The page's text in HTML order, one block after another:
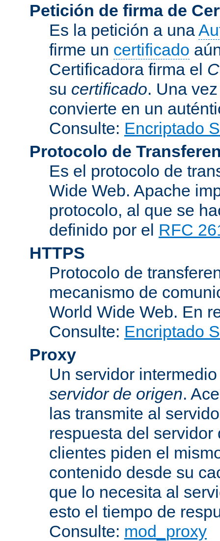
Petición de firma de
Es la petición a una
firme un certificado
Certificadora firma el
su certificado. Una
convierte en un
Consulte: Encriptado
Protocolo de
Es el protocolo de
Wide Web. Apache
protocolo, al que se
definido por el RFC
HTTPS
Protocolo de
mecanismo de
World Wide Web. En
Consulte: Encriptado
Proxy
Un servidor
servidor de origen.
las transmite al
respuesta del
clientes piden el
contenido desde su
que lo necesita al
esto el tiempo de
Consulte: mod_proxy